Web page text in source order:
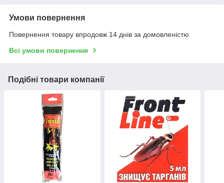
Умови повернення
Повернення товару впродовж 14 днів за домовленістю
Всі умови повернення
Подібні товари компанії